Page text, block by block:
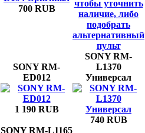
700 RUB
чтобы уточнить
наличие, либо
подобрать
альтернативный
пульт
SONY RM-
ED012
1 190 RUB
SONY RM-
L1370
Универсал
740 RUB
SONY RM-L1165